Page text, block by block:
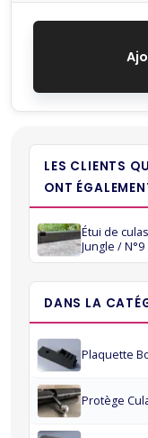
LES CLIENTS
ONT
Étui de
Jungle / N°9
DANS LA
Plaquette
Protège